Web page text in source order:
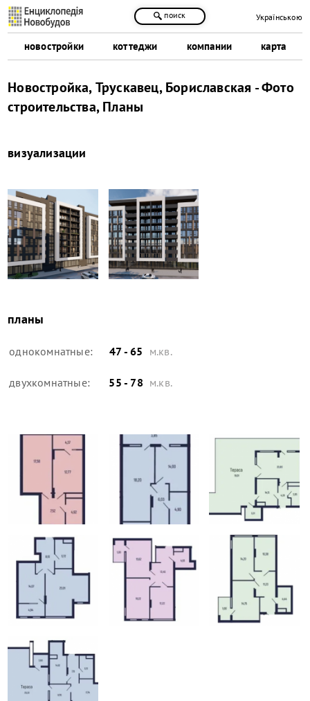
новостройки коттеджи компании карта
поиск Українською
Новостройка, Трускавец, Бориславская - Фото
строительства, Планы
визуализации
планы
однокомнатные: 47 - 65 м.кв.
двухкомнатные: 55 - 78 м.кв.